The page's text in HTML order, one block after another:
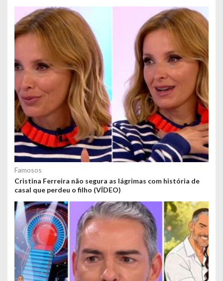
Famosos
Cristina Ferreira não segura as lágrimas com história de
casal que perdeu o filho (VÍDEO)